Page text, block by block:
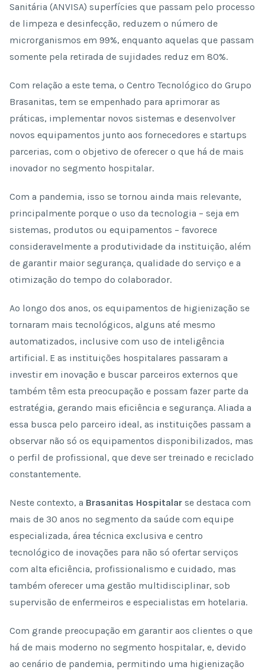
Sanitária (ANVISA) superfícies que passam pelo processo
de limpeza e desinfecção, reduzem o número de
microrganismos em 99%, enquanto aquelas que passam
somente pela retirada de sujidades reduz em 80%.
Com relação a este tema, o Centro Tecnológico do Grupo
Brasanitas, tem se empenhado para aprimorar as
práticas, implementar novos sistemas e desenvolver
novos equipamentos junto aos fornecedores e startups
parcerias, com o objetivo de oferecer o que há de mais
inovador no segmento hospitalar.
Com a pandemia, isso se tornou ainda mais relevante,
principalmente porque o uso da tecnologia – seja em
sistemas, produtos ou equipamentos – favorece
consideravelmente a produtividade da instituição, além
de garantir maior segurança, qualidade do serviço e a
otimização do tempo do colaborador.
Ao longo dos anos, os equipamentos de higienização se
tornaram mais tecnológicos, alguns até mesmo
automatizados, inclusive com uso de inteligência
artificial. E as instituições hospitalares passaram a
investir em inovação e buscar parceiros externos que
também têm esta preocupação e possam fazer parte da
estratégia, gerando mais eficiência e segurança. Aliada a
essa busca pelo parceiro ideal, as instituições passam a
observar não só os equipamentos disponibilizados, mas
o perfil de profissional, que deve ser treinado e reciclado
constantemente.
Neste contexto, a Brasanitas Hospitalar se destaca com
mais de 30 anos no segmento da saúde com equipe
especializada, área técnica exclusiva e centro
tecnológico de inovações para não só ofertar serviços
com alta eficiência, profissionalismo e cuidado, mas
também oferecer uma gestão multidisciplinar, sob
supervisão de enfermeiros e especialistas em hotelaria.
Com grande preocupação em garantir aos clientes o que
há de mais moderno no segmento hospitalar, e, devido
ao cenário de pandemia, permitindo uma higienização